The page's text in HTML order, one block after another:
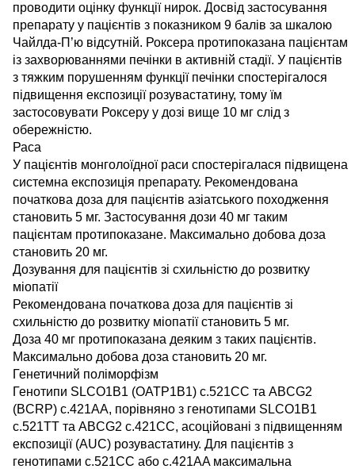
проводити оцінку функції нирок. Досвід застосування
препарату у пацієнтів з показником 9 балів за шкалою
Чайлда-П’ю відсутній. Роксера протипоказана пацієнтам
із захворюваннями печінки в активній стадії. У пацієнтів
з тяжким порушенням функції печінки спостерігалося
підвищення експозиції розувастатину, тому їм
застосовувати Роксеру у дозі вище 10 мг слід з
обережністю.
Раса
У пацієнтів монголоїдної раси спостерігалася підвищена
системна експозиція препарату. Рекомендована
початкова доза для пацієнтів азіатського походження
становить 5 мг. Застосування дози 40 мг таким
пацієнтам протипоказане. Максимально добова доза
становить 20 мг.
Дозування для пацієнтів зі схильністю до розвитку
міопатії
Рекомендована початкова доза для пацієнтів зі
схильністю до розвитку міопатії становить 5 мг.
Доза 40 мг протипоказана деяким з таких пацієнтів.
Максимально добова доза становить 20 мг.
Генетичний поліморфізм
Генотипи SLCO1B1 (OATP1B1) c.521CC та ABCG2
(BCRP) c.421AA, порівняно з генотипами SLCO1B1
c.521TT та ABCG2 c.421CC, асоційовані з підвищенням
експозиції (AUC) розувастатину. Для пацієнтів з
генотипами c.521CC або c.421AA максимальна